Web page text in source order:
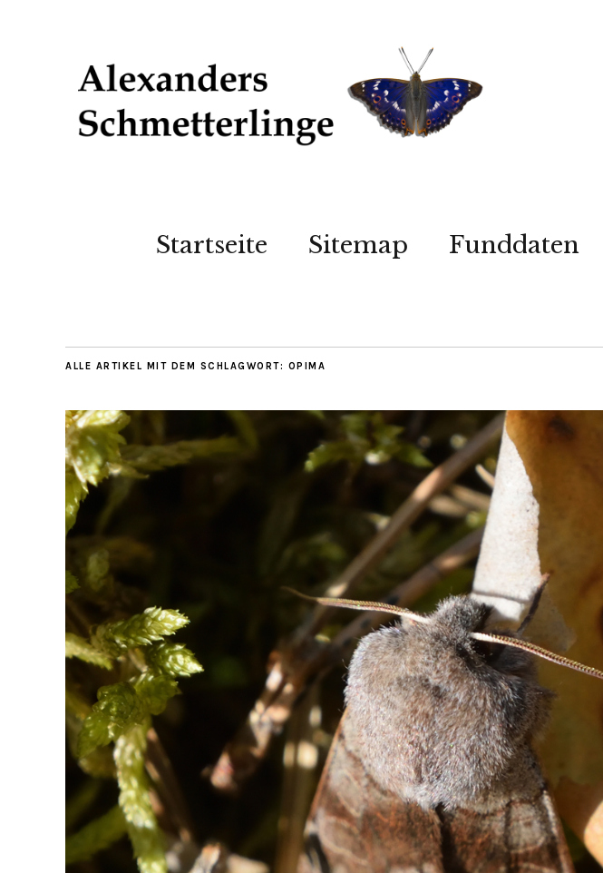
Startseite Sitemap Funddaten
ALLE ARTIKEL MIT DEM SCHLAGWORT: OPIMA